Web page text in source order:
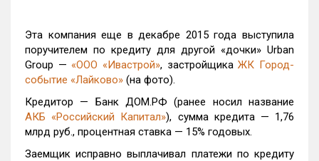
Эта компания еще в декабре 2015 года выступила
поручителем по кредиту для другой «дочки» Urban
Group — «ООО «Ивастрой», застройщикаЖК Город-
событие «Лайково» (на фото).
Кредитор — Банк ДОМ.РФ (ранее носил название
АКБ «Российский Капитал»), сумма кредита — 1,76
млрд руб., процентная ставка — 15% годовых.
Заемщик исправно выплачивал платежи по кредиту